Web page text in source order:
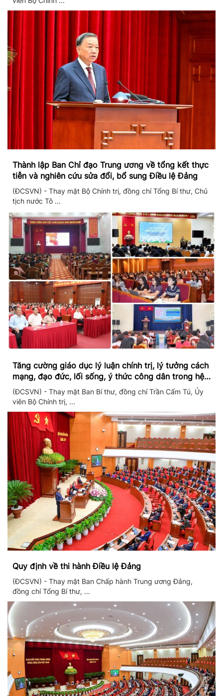
Thành lập Ban Chỉ đạo Trung ương về tổng kết thực
tiễn và nghiên cứu sửa đổi, bổ sung Điều lệ Đảng
(ĐCSVN) - Thay mặt Bộ Chính trị, đồng chí Tổng Bí thư, Chủ
tịch nước Tô ...
Tăng cường giáo dục lý luận chính trị, lý tưởng cách
mạng, đạo đức, lối sống, ý thức công dân trong hệ
thống giáo dục quốc dân
(ĐCSVN) - Thay mặt Ban Bí thư, đồng chí Trần Cẩm Tú, Ủy
viên Bộ Chính trị, ...
Quy định về thi hành Điều lệ Đảng
(ĐCSVN) - Thay mặt Ban Chấp hành Trung ương Đảng,
đồng chí Tổng Bí thư, ...